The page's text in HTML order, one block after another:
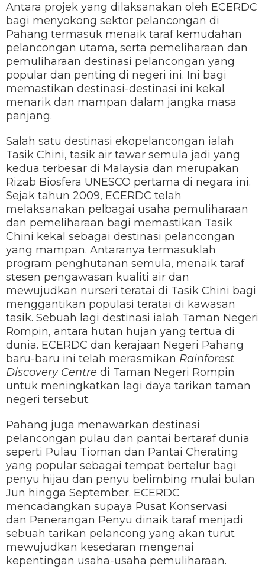
Antara projek yang dilaksanakan oleh ECERDC
bagi menyokong sektor pelancongan di
Pahang termasuk menaik taraf kemudahan
pelancongan utama, serta pemeliharaan dan
pemuliharaan destinasi pelancongan yang
popular dan penting di negeri ini. Ini bagi
memastikan destinasi-destinasi ini kekal
menarik dan mampan dalam jangka masa
panjang.
Salah satu destinasi ekopelancongan ialah
Tasik Chini, tasik air tawar semula jadi yang
kedua terbesar di Malaysia dan merupakan
Rizab Biosfera UNESCO pertama di negara ini.
Sejak tahun 2009, ECERDC telah
melaksanakan pelbagai usaha pemuliharaan
dan pemeliharaan bagi memastikan Tasik
Chini kekal sebagai destinasi pelancongan
yang mampan. Antaranya termasuklah
program penghutanan semula, menaik taraf
stesen pengawasan kualiti air dan
mewujudkan nurseri teratai di Tasik Chini bagi
menggantikan populasi teratai di kawasan
tasik. Sebuah lagi destinasi ialah Taman Negeri
Rompin, antara hutan hujan yang tertua di
dunia. ECERDC dan kerajaan Negeri Pahang
baru-baru ini telah merasmikan Rainforest
Discovery Centre di Taman Negeri Rompin
untuk meningkatkan lagi daya tarikan taman
negeri tersebut.
Pahang juga menawarkan destinasi
pelancongan pulau dan pantai bertaraf dunia
seperti Pulau Tioman dan Pantai Cherating
yang popular sebagai tempat bertelur bagi
penyu hijau dan penyu belimbing mulai bulan
Jun hingga September. ECERDC
mencadangkan supaya Pusat Konservasi
dan Penerangan Penyu dinaik taraf menjadi
sebuah tarikan pelancong yang akan turut
mewujudkan kesedaran mengenai
kepentingan usaha-usaha pemuliharaan.